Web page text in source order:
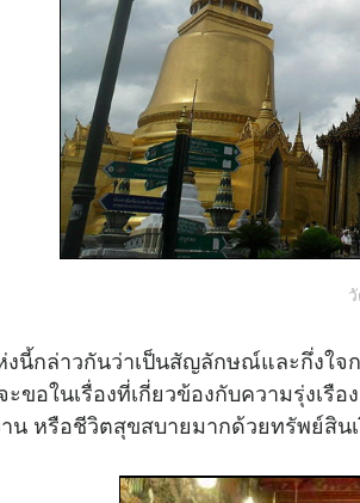
งนี้กล่าวกันว่าเป็นสัญลักษณ์และกึ่งใ
ขอในเรื่องที่เกี่ยวข้องกับความรุ่งเ
น หรือชีวิตสุขสบายมากด้วยทรัพย์สิน